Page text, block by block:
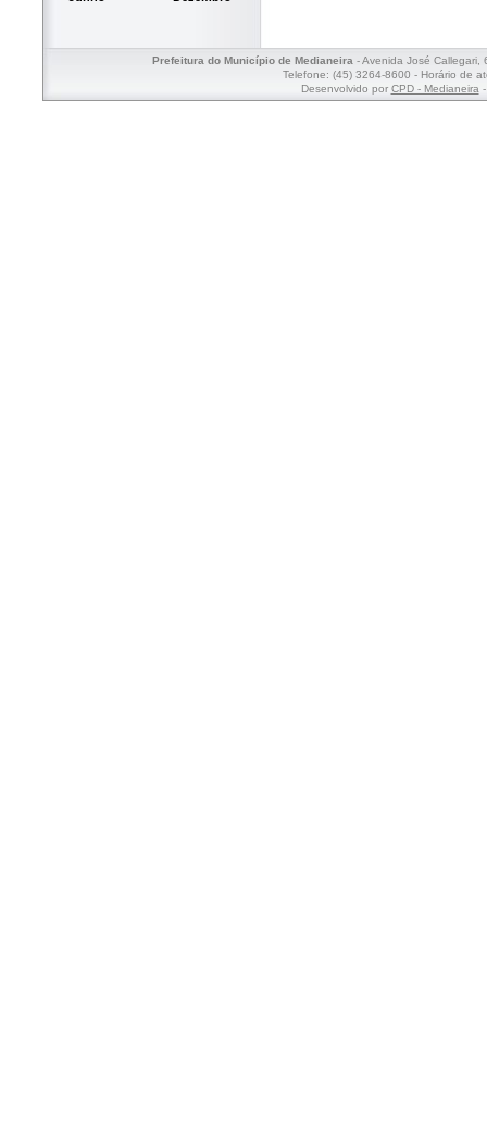
Prefeitura do Município de Medianeira- Avenida José Callegari,
Telefone: (45) 3264-8600 - Horário de
Desenvolvido por CPD - Medianeira-